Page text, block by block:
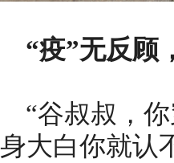
“疫”无反顾
“谷叔叔，
身大白你就认